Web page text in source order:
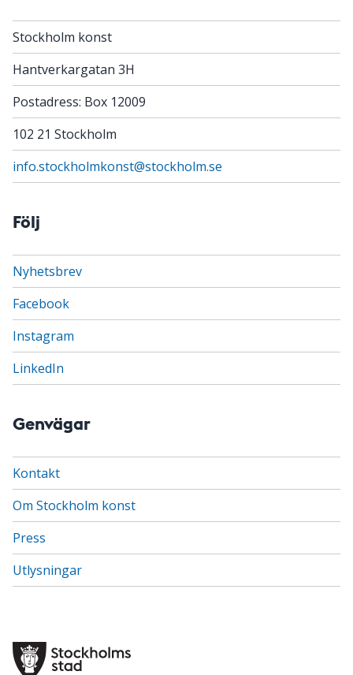
Stockholm konst
Hantverkargatan 3H
Postadress: Box 12009
102 21 Stockholm
info.stockholmkonst@stockholm.se
Följ
Nyhetsbrev
Facebook
Instagram
LinkedIn
Genvägar
Kontakt
Om Stockholm konst
Press
Utlysningar